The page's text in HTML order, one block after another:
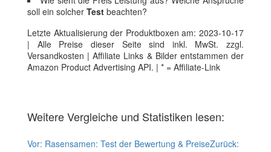
soll ein solcher Test beachten?
Letzte Aktualisierung der Produktboxen am: 2023-10-17
| Alle Preise dieser Seite sind inkl. MwSt. zzgl.
Versandkosten | Affiliate Links & Bilder entstammen der
Amazon Product Advertising API. | * = Affiliate-Link
Weitere Vergleiche und Statistiken lesen:
Vor: Rasensamen: Test der Bewertung & PreiseZurück: